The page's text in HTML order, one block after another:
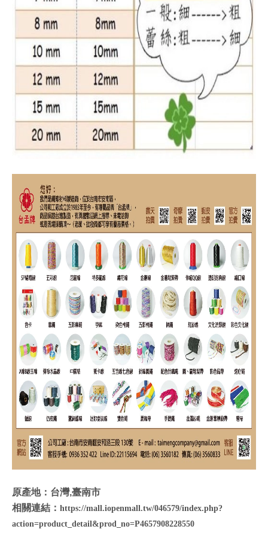
原產地：台灣,臺南市
相關連結： https://mall.iopenmall.tw/046579/index.php?
action=product_detail&prod_no=P4657908228550